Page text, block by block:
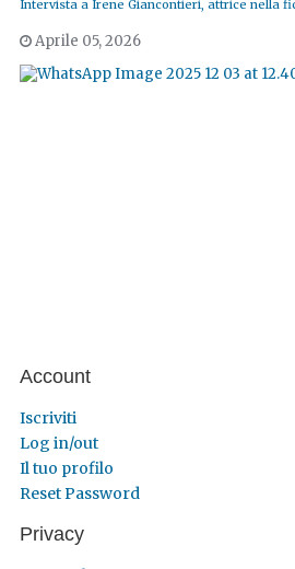
Intervista a Irene Giancontieri, attrice nella
Aprile 05, 2026
Account
Iscriviti
Log in/out
Il tuo profilo
Reset Password
Privacy